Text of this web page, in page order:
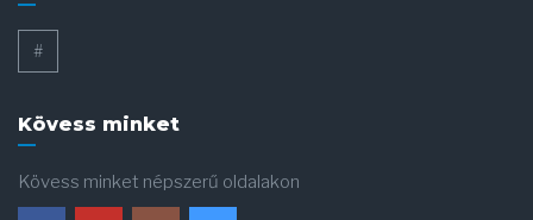
#
Kövess minket
Kövess minket népszerű oldalakon